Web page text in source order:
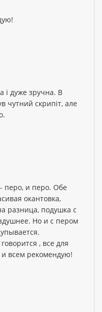
і дуже зручна. В
чутний скрипіт, але
перо, и перо. Обе
окантовка,
разница, подушка с
Но и с пером
, все для
и всем рекомендую!